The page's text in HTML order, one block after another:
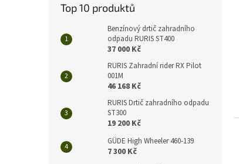
Top 10 produktů
Benzínový drtič zahradního
odpadu RURIS ST400
37 000 Kč
RURIS Zahradní rider RX Pilot
001M
46 168 Kč
RURIS Drtič zahradního odpadu
ST300
19 200 Kč
GÜDE High Wheeler 460-139
7 300 Kč